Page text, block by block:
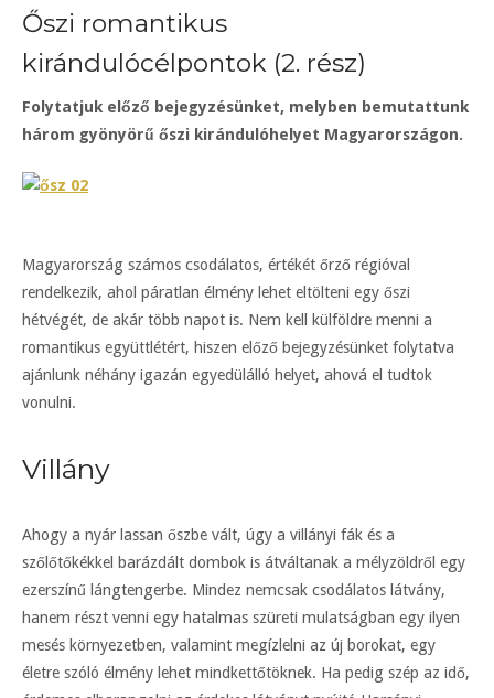
Őszi romantikus
kirándulócélpontok (2. rész)
Folytatjuk előző bejegyzésünket, melyben bemutattunk
három gyönyörű őszi kirándulóhelyet Magyarországon.
Magyarország számos csodálatos, értékét őrző régióval
rendelkezik, ahol páratlan élmény lehet eltölteni egy őszi
hétvégét, de akár több napot is. Nem kell külföldre menni a
romantikus együttlétért, hiszen előző bejegyzésünket folytatva
ajánlunk néhány igazán egyedülálló helyet, ahová el tudtok
vonulni.
Villány
Ahogy a nyár lassan őszbe vált, úgy a villányi fák és a
szőlőtőkékkel barázdált dombok is átváltanak a mélyzöldről egy
ezerszínű lángtengerbe. Mindez nemcsak csodálatos látvány,
hanem részt venni egy hatalmas szüreti mulatságban egy ilyen
mesés környezetben, valamint megízlelni az új borokat, egy
életre szóló élmény lehet mindkettőtöknek. Ha pedig szép az idő,